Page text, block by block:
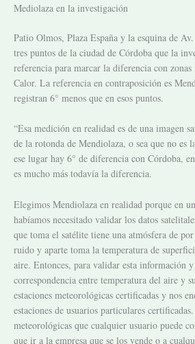
Mediolaza en la investigación
Patio Olmos, Plaza España y la esquina de
tres puntos de la ciudad de Córdoba que la
referencia para marcar la diferencia con zonas
Calor. La referencia en contraposición es
registran 6° menos que en esos puntos.
“Esa medición en realidad es de una imagen
de la rotonda de Mendiolaza, o sea que no es
ese lugar hay 6° de diferencia con Córdoba,
es mucho más todavía la diferencia.
Elegimos Mendiolaza en realidad porque en
habíamos necesitado validar los datos
que toma el satélite tiene una atmósfera de
ruido y aparte toma la temperatura de
aire. Entonces, para validar esta información
correspondencia entre temperatura del aire y
estaciones meteorológicas certificadas y nos
estaciones de usuarios particulares
meteorológicas que cualquier usuario puede
que ir a la empresa que se los vende o a